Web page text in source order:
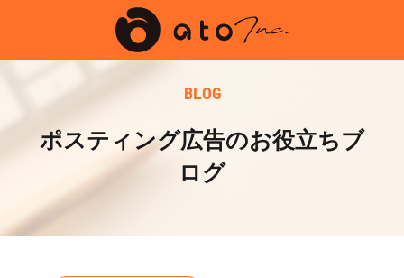
BLOG
ポスティング広告のお役立ちブ
ログ